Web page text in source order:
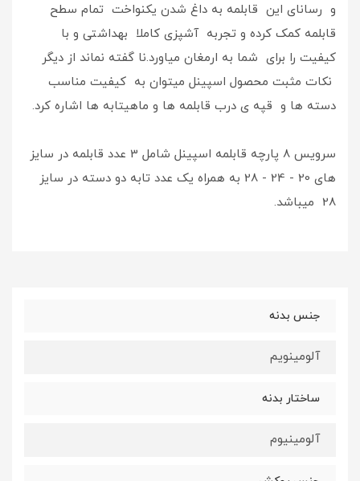
و رسانای این قابلمه به داغ شدن یکنواخت تمام سطح
قابلمه کمک کرده و تجربه آشپزی کاملا بهداشتی و با
کیفیت را برای شما به ارمغان میاورد.نا گفته نماند از دیگر
نکات مثبت محصول اسپینل میتوان به کیفیت مناسب
دسته ها و قپه ی درب قابلمه ها و ماهیتابه ها اشاره کرد.
سرویس 8 پارچه قابلمه اسپینل شامل 3 عدد قابلمه در سایز
های 20 - 24 - 28 به همراه یک عدد تابه دو دسته در سایز
28 میباشد.
جنس بدنه
آلومینویم
ساختار بدنه
آلومینیوم